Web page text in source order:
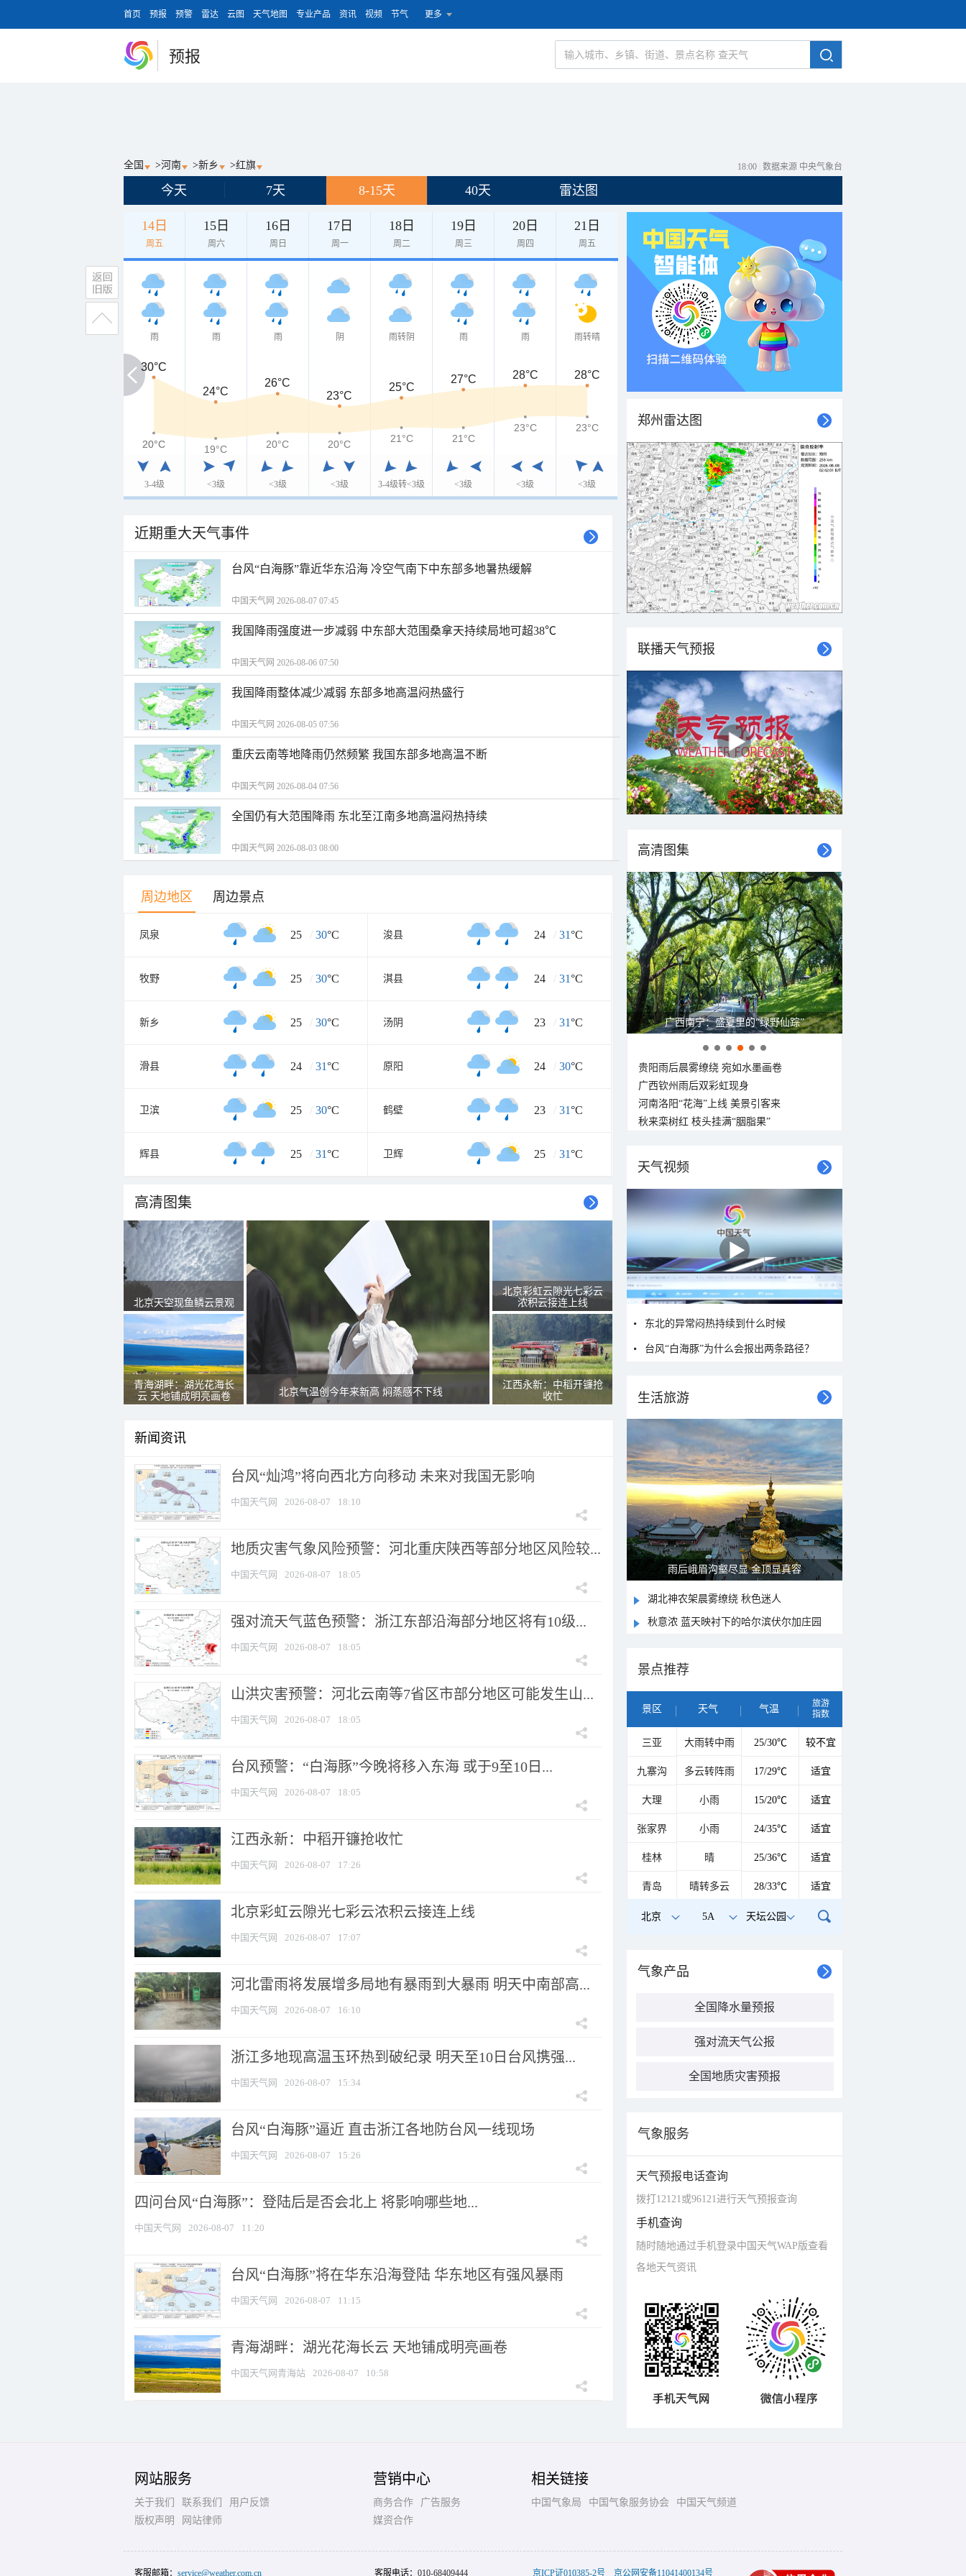
首页 预报 预警 雷达 云图 天气地图 专业产品 资讯 视频 节气 更多
预报
全国 >河南 >新乡 >红旗 18:00 数据来源 中央气象台
今天 7天 8-15天 40天 雷达图
14日
周五
15日
周六
16日
周日
17日
周一
18日
周二
19日
周三
20日
周四
21日
周五
雨
3-4级
雨
<3级
雨
<3级
阴
<3级
雨转阴
3-4级转<3级
雨
<3级
雨
<3级
雨转晴
<3级
30°C
30°C
24°C
26°C
23°C
25°C
27°C 28°C 28°C
20°C
20°C 19°C 20°C 20°C 21°C 21°C
23°C 23°C
近期重大天气事件
台风“白海豚”靠近华东沿海 冷空气南下中东部多地暑热缓解
中国天气网 2026-08-07 07:45
我国降雨强度进一步减弱 中东部大范围桑拿天持续局地可超38℃
中国天气网 2026-08-06 07:50
我国降雨整体减少减弱 东部多地高温闷热盛行
中国天气网 2026-08-05 07:56
重庆云南等地降雨仍然频繁 我国东部多地高温不断
中国天气网 2026-08-04 07:56
全国仍有大范围降雨 东北至江南多地高温闷热持续
中国天气网 2026-08-03 08:00
周边地区 周边景点
凤泉 25 / 30°C 浚县 24 / 31°C
牧野 25 / 30°C 淇县 24 / 31°C
新乡 25 / 30°C 汤阴 23 / 31°C
滑县 24 / 31°C 原阳 24 / 30°C
卫滨 25 / 30°C 鹤壁 23 / 31°C
辉县 25 / 31°C 卫辉 25 / 31°C
高清图集
北京天空现鱼鳞云景观
青海湖畔：湖光花海长
云 天地铺成明亮画卷
北京气温创今年来新高 焖蒸感不下线
北京彩虹云隙光七彩云
浓积云接连上线
江西永新：中稻开镰抢
收忙
新闻资讯
台风“灿鸿”将向西北方向移动 未来对我国无影响
中国天气网 2026-08-07 18:10
地质灾害气象风险预警：河北重庆陕西等部分地区风险较...
中国天气网 2026-08-07 18:05
强对流天气蓝色预警：浙江东部沿海部分地区将有10级...
中国天气网 2026-08-07 18:05
山洪灾害预警：河北云南等7省区市部分地区可能发生山...
中国天气网 2026-08-07 18:05
台风预警：“白海豚”今晚将移入东海 或于9至10日...
中国天气网 2026-08-07 18:05
江西永新：中稻开镰抢收忙
中国天气网 2026-08-07 17:26
北京彩虹云隙光七彩云浓积云接连上线
中国天气网 2026-08-07 17:07
河北雷雨将发展增多局地有暴雨到大暴雨 明天中南部高...
中国天气网 2026-08-07 16:10
浙江多地现高温玉环热到破纪录 明天至10日台风携强...
中国天气网 2026-08-07 15:34
台风“白海豚”逼近 直击浙江各地防台风一线现场
中国天气网 2026-08-07 15:26
四问台风“白海豚”：登陆后是否会北上 将影响哪些地...
中国天气网 2026-08-07 11:20
台风“白海豚”将在华东沿海登陆 华东地区有强风暴雨
中国天气网 2026-08-07 11:15
青海湖畔：湖光花海长云 天地铺成明亮画卷
中国天气网青海站 2026-08-07 10:58
郑州雷达图
联播天气预报
高清图集
广西南宁：盛夏里的“绿野仙踪”
贵阳雨后晨雾缭绕 宛如水墨画卷
广西钦州雨后双彩虹现身
河南洛阳“花海”上线 美景引客来
秋来栾树红 枝头挂满“胭脂果”
天气视频
东北的异常闷热持续到什么时候
台风“白海豚”为什么会报出两条路径？
生活旅游
雨后峨眉沟壑尽显 金顶显真容
湖北神农架晨雾缭绕 秋色迷人
秋意浓 蓝天映衬下的哈尔滨伏尔加庄园
景点推荐
景区 天气 气温
旅游
指数
三亚 大雨转中雨 25/30℃ 较不宜
九寨沟 多云转阵雨 17/29℃ 适宜
大理 小雨 15/20℃ 适宜
张家界 小雨 24/35℃ 适宜
桂林 晴 25/36℃ 适宜
青岛 晴转多云 28/33℃ 适宜
北京 5A 天坛公园
气象产品
全国降水量预报
强对流天气公报
全国地质灾害预报
气象服务
天气预报电话查询
拨打12121或96121进行天气预报查询
手机查询
随时随地通过手机登录中国天气WAP版查看
各地天气资讯
网站服务
关于我们 联系我们
用户反馈
版权声明
网站律师
营销中心
商务合作
广告服务
媒资合作
相关链接
中国气象局 中国气象服务协会 中国天气频道
客服邮箱： service@weather.com.cn 客服电话： 010-68409444 京ICP证010385-2号 京公网安备11041400134号